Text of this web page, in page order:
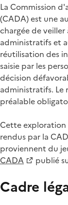
La Commission
(CADA) est une
chargée de
administratifs et
réutilisation des
saisie par les
décision
administratifs. Le
préalable
Cette exploration
rendus par la
proviennent du
CADA
publié
Cadre